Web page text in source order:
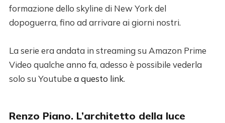
formazione dello skyline di New York del
dopoguerra, fino ad arrivare ai giorni nostri.
La serie era andata in streaming su Amazon Prime
Video qualche anno fa, adesso è possibile vederla
solo su Youtube a questo link.
Renzo Piano. L’architetto della luce